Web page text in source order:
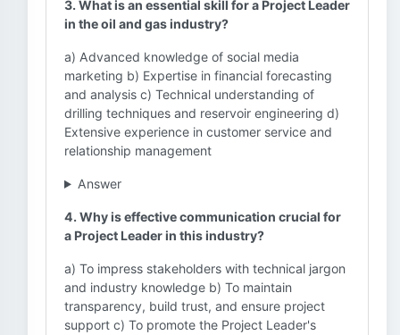
3. What is an essential skill for a Project Leader
in the oil and gas industry?
a) Advanced knowledge of social media
marketing b) Expertise in financial forecasting
and analysis c) Technical understanding of
drilling techniques and reservoir engineering d)
Extensive experience in customer service and
relationship management
Answer
4. Why is effective communication crucial for
a Project Leader in this industry?
a) To impress stakeholders with technical jargon
and industry knowledge b) To maintain
transparency, build trust, and ensure project
support c) To promote the Project Leader's